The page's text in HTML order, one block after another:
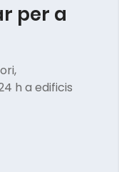
per a
h a edificis